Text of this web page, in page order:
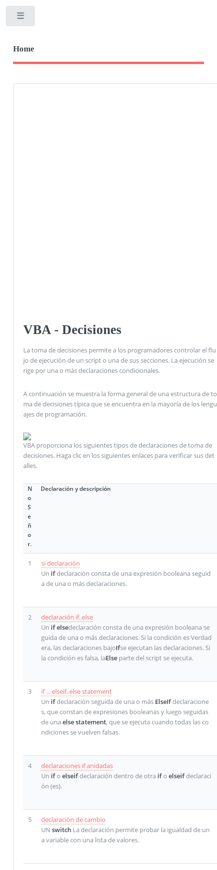
Home
VBA - Decisiones
La toma de decisiones permite a los programadores controlar el flu
jo de ejecución de un script o una de sus secciones. La ejecución se
rige por una o más declaraciones condicionales.
A continuación se muestra la forma general de una estructura de to
ma de decisiones típica que se encuentra en la mayoría de los lengu
ajes de programación.
VBA proporciona los siguientes tipos de declaraciones de toma de
decisiones. Haga clic en los siguientes enlaces para verificar sus det
alles.
N
o
S
e
ñ
o
r.
Declaración y descripción
1
si declaración
Un ifdeclaración consta de una expresión booleana seguid
a de una o más declaraciones.
2
declaración if..else
Un if elsedeclaración consta de una expresión booleana se
guida de una o más declaraciones. Si la condición es Verdad
era, las declaraciones bajoIfse ejecutan las declaraciones. Si
la condición es falsa, laElseparte del script se ejecuta.
3
if ... elseif..else statement
Un ifdeclaración seguida de una o más ElseIfdeclaracione
s, que constan de expresiones booleanas y luego seguidas
de una else statement, que se ejecuta cuando todas las co
ndiciones se vuelven falsas.
4
declaraciones if anidadas
Un ifo elseifdeclaración dentro de otra ifo elseifdeclaraci
ón (es).
5
declaración de cambio
UN switchLa declaración permite probar la igualdad de un
a variable con una lista de valores.